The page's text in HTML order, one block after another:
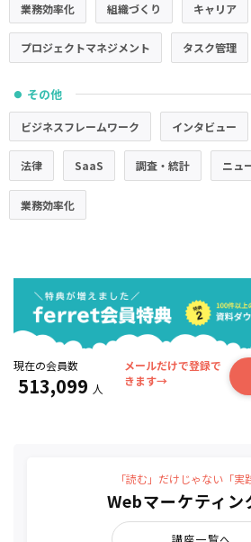
業務効率化 組織づくり キャリア
プロジェクトマネジメント タスク管理
● その他
ビジネスフレームワーク インタビュー
法律 SaaS 調査・統計 ニュ
業務効率化
現在の会員数
513,099 人
メールだけで登録で
きます→
「読む」だけじゃない「実
Webマーケティン